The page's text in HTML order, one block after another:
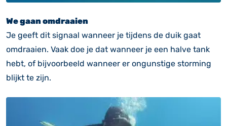
We gaan omdraaien
Je geeft dit signaal wanneer je tijdens de duik gaat
omdraaien. Vaak doe je dat wanneer je een halve tank
hebt, of bijvoorbeeld wanneer er ongunstige storming
blijkt te zijn.